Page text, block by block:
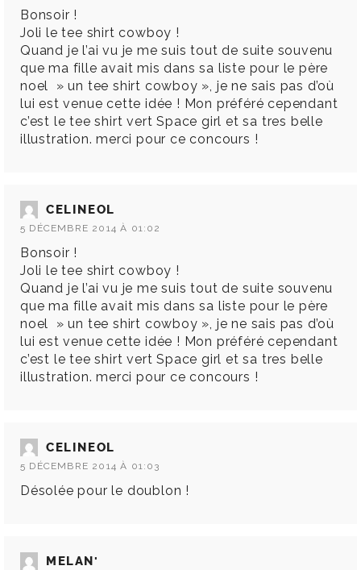
Bonsoir !
Joli le tee shirt cowboy !
Quand je l’ai vu je me suis tout de suite souvenu
que ma fille avait mis dans sa liste pour le père
noel » un tee shirt cowboy », je ne sais pas d’où
lui est venue cette idée ! Mon préféré cependant
c’est le tee shirt vert Space girl et sa tres belle
illustration. merci pour ce concours !
CELINEOL
5 DÉCEMBRE 2014 À 01:02
Bonsoir !
Joli le tee shirt cowboy !
Quand je l’ai vu je me suis tout de suite souvenu
que ma fille avait mis dans sa liste pour le père
noel » un tee shirt cowboy », je ne sais pas d’où
lui est venue cette idée ! Mon préféré cependant
c’est le tee shirt vert Space girl et sa tres belle
illustration. merci pour ce concours !
CELINEOL
5 DÉCEMBRE 2014 À 01:03
Désolée pour le doublon !
MELAN'